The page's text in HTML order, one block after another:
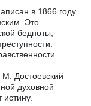
в 1866 году
Это
бедноты,
Достоевский
духовной